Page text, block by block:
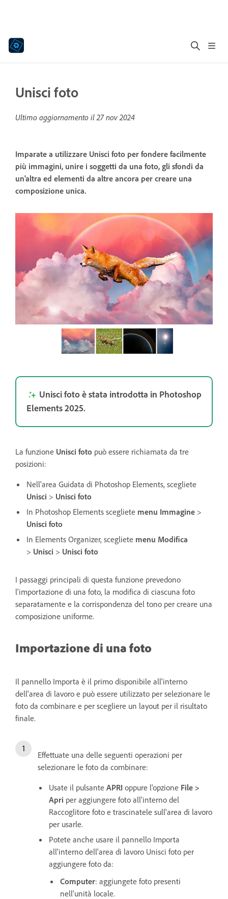
Unisci foto
Ultimo aggiornamento il27 nov 2024
Imparate a utilizzare Unisci foto per fondere facilmente
più immagini, unire i soggetti da una foto, gli sfondi da
un'altra ed elementi da altre ancora per creare una
composizione unica.
Unisci foto è stata introdotta in Photoshop
Elements 2025.
La funzione Unisci foto può essere richiamata da tre
posizioni:
Nell'area Guidata di Photoshop Elements, scegliete
Unisci > Unisci foto
In Photoshop Elements scegliete menu Immagine >
Unisci foto
In Elements Organizer, scegliete menu Modifica
> Unisci > Unisci foto
I passaggi principali di questa funzione prevedono
l'importazione di una foto, la modifica di ciascuna foto
separatamente e la corrispondenza del tono per creare una
composizione uniforme.
Importazione di una foto
Il pannello Importa è il primo disponibile all'interno
dell'area di lavoro e può essere utilizzato per selezionare le
foto da combinare e per scegliere un layout per il risultato
finale.
Effettuate una delle seguenti operazioni per
selezionare le foto da combinare:
Usate il pulsante APRI oppure l'opzione File >
Apri per aggiungere foto all'interno del
Raccoglitore foto e trascinatele sull'area di lavoro
per usarle.
Potete anche usare il pannello Importa
all'interno dell'area di lavoro Unisci foto per
aggiungere foto da:
Computer: aggiungete foto presenti
nell'unità locale.